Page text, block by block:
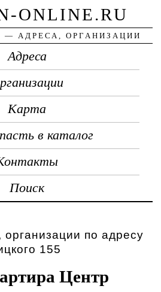
ONLINE.RU
— АДРЕСА, ОРГАНИЗАЦИИ
Адреса
Карта
в каталог
Поиск
по адресу
155
Центр